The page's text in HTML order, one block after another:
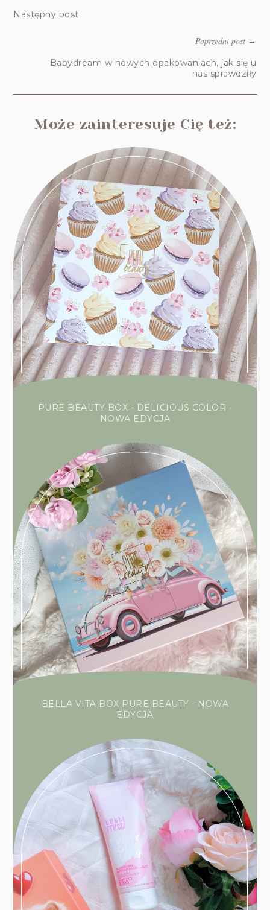
Następny post
Poprzedni post→
Babydream w nowych opakowaniach, jak się u
nas sprawdziły
Może zainteresuje Cię też:
PURE BEAUTY BOX - DELICIOUS COLOR -
NOWA EDYCJA
BELLA VITA BOX PURE BEAUTY - NOWA
EDYCJA